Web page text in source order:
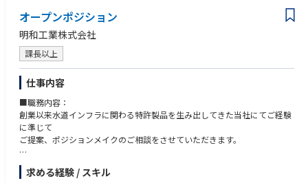
ニングすることです。
具体的には、ソーシャルメディアやデジタルマーケティング、印刷カタロ
グ、メディア対応、社内コミュニケーションなど、オンライン・オフライ
ン両面でのプロモーション活動を幅広く担当しています。これらの取り組
みを通じて一貫性と影響力のあるメッセージ発信を実現しています。
マーケティング・コミュニケーション部門は現在、マネージャー1名によ
る立ち上げフェーズにあり、今後チーム体制の強化を進めていきます。今
回の採用では、新川崎本社と富山工場にそれぞれ1名ずつメンバーを迎
え、本社および工場の各部門と連携しながら、ブランドコミュニケーショ
ンの推進と社内外への効果的な情報発信を担う体制を構築していく予定で
す。
・情報を整理し、資料や社内向けコンテンツとして分かりやすくまとめる
能力
・イベントや各種業務を正確かつ着実に進める実務遂行力
・部門予算の管理や発注・支払い手続きなどの事務業務を正確に行う能力
・基本的なPCスキル（PowerPoint、Excel、Word）
・英語のメールや資料に抵抗がなく、翻訳ツール等を活用しながら内容を
理解できる方
オープンポジション
明和工業株式会社
課長以上
仕事内容
■職務内容：
創業以来水道インフラに関わる特許製品を生み出してきた当社にてご経験
に準じて
ご提案、ポジションメイクのご相談をさせていただきます。
※詳しい内容はコンサルタントより口頭で直接お伝えいたします。※
求める経験 / スキル